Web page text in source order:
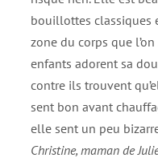
bouillottes classiques
zone du corps que
enfants adorent sa
contre ils trouvent
sent bon avant
elle sent un peu
Christine, maman de